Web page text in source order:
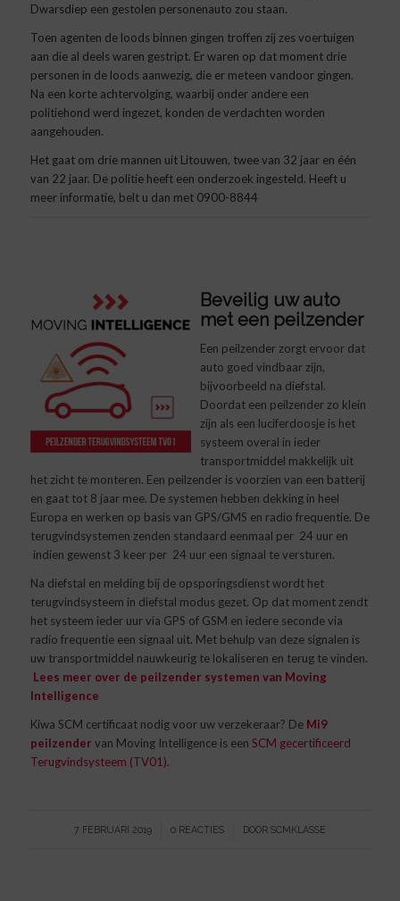
Dwarsdiep een gestolen personenauto zou staan.
Toen agenten de loods binnen gingen troffen zij zes voertuigen
aan die al deels waren gestript. Er waren op dat moment drie
personen in de loods aanwezig, die er meteen vandoor gingen.
Na een korte achtervolging, waarbij onder andere een
politiehond werd ingezet, konden de verdachten worden
aangehouden.
Het gaat om drie mannen uit Litouwen, twee van 32 jaar en één
van 22 jaar. De politie heeft een onderzoek ingesteld. Heeft u
meer informatie, belt u dan met 0900-8844
Beveilig uw auto
met een peilzender
Een peilzender zorgt ervoor dat
auto goed vindbaar zijn,
bijvoorbeeld na diefstal.
Doordat een peilzender zo klein
zijn als een luciferdoosje is het
systeem overal in ieder
transportmiddel makkelijk uit
het zicht te monteren. Een peilzender is voorzien van een batterij
en gaat tot 8 jaar mee. De systemen hebben dekking in heel
Europa en werken op basis van GPS/GMS en radio frequentie. De
terugvindsystemen zenden standaard eenmaal per 24 uur en
indien gewenst 3 keer per 24 uur een signaal te versturen.
Na diefstal en melding bij de opsporingsdienst wordt het
terugvindsysteem in diefstal modus gezet. Op dat moment zendt
het systeem ieder uur via GPS of GSM en iedere seconde via
radio frequentie een signaal uit. Met behulp van deze signalen is
uw transportmiddel nauwkeurig te lokaliseren en terug te vinden.
Lees meer over de peilzender systemen van Moving
Intelligence
Kiwa SCM certificaat nodig voor uw verzekeraar? De Mi9
peilzender van Moving Intelligence is een SCM gecertificeerd
Terugvindsysteem (TV01).
7 FEBRUARI 2019
/ 0 REACTIES
/ DOOR SCMKLASSE